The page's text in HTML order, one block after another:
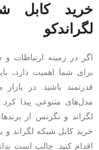
خرید کابل
لگراندکو
اگر در زمینه ارتباطات
برای شما اهمیت دارد،
قدرتمند باشید. در
مدل‌های متنوعی پیدا
لگراند و نگزنس از
خرید کابل شبکه لگراند
اقدام کنید. جالب است